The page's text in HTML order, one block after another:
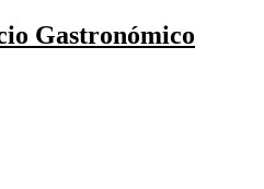
Gastronómico